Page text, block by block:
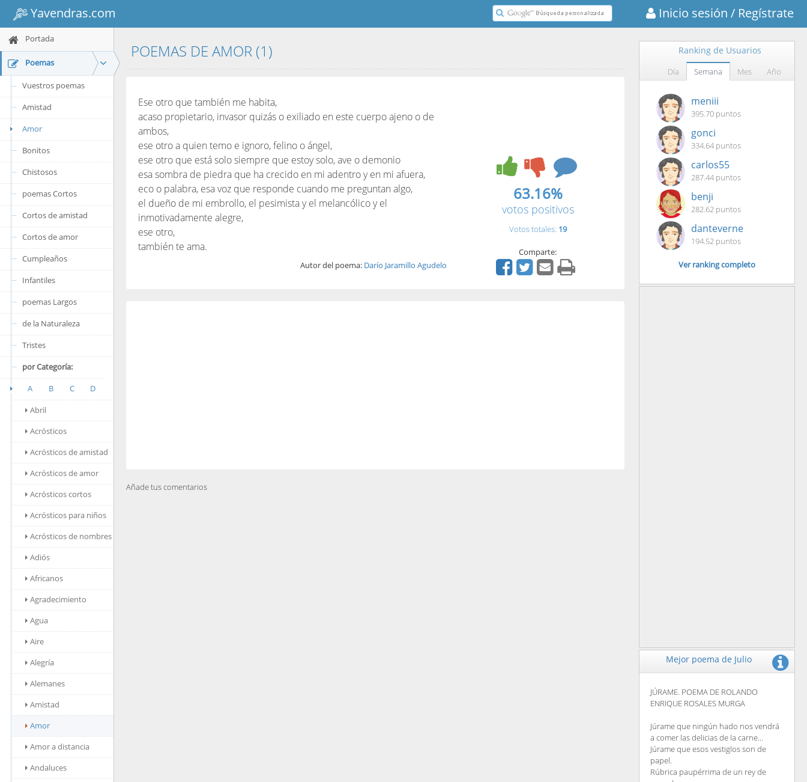
Yavendras.com Inicio sesión / Regístrate
Portada
Poemas
Vuestros poemas
Amistad
Amor
Bonitos
Chistosos
poemas Cortos
Cortos de amistad
Cortos de amor
Cumpleaños
Infantiles
poemas Largos
de la Naturaleza
Tristes
por Categoría:
A
B C
D
Abril
Acrósticos
Acrósticos de amistad
Acrósticos de amor
Acrósticos cortos
Acrósticos para niños
Acrósticos de nombres
Adiós
Africanos
Agradecimiento
Agua
Aire
Alegría
Alemanes
Amistad
Amor
Amor a distancia
Andaluces
POEMAS DE AMOR (1)
Ese otro que también me habita,
acaso propietario, invasor quizás o exiliado en este cuerpo ajeno o de
ambos,
ese otro a quien temo e ignoro, felino o ángel,
ese otro que está solo siempre que estoy solo, ave o demonio
esa sombra de piedra que ha crecido en mi adentro y en mi afuera,
eco o palabra, esa voz que responde cuando me preguntan algo,
el dueño de mi embrollo, el pesimista y el melancólico y el
inmotivadamente alegre,
ese otro,
también te ama.
Autor del poema: Darío Jaramillo Agudelo
63.16%
votos positivos
Votos totales: 19
Comparte:
Añade tus comentarios
Ranking de Usuarios
Día Semana Mes Año
meniii
395.70 puntos
gonci
334.64 puntos
carlos55
287.44 puntos
benji
282.62 puntos
danteverne
194.52 puntos
Ver ranking completo
Mejor poema de Julio
JÚRAME. POEMA DE ROLANDO
ENRIQUE ROSALES MURGA
Júrame que ningún hado nos vendrá
a comer las delicias de la carne...
Júrame que esos vestiglos son de
papel.
Rúbrica paupérrima de un rey de